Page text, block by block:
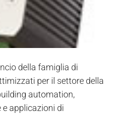
della famiglia di
per il settore della
automation,
applicazioni di